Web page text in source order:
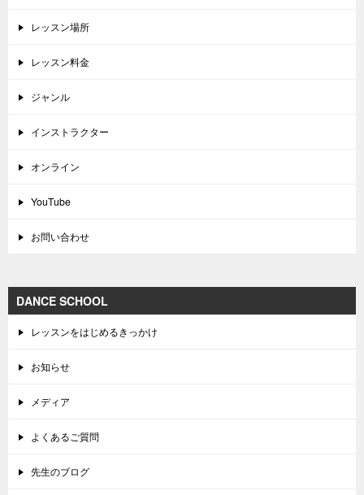
レッスン場所
レッスン料金
ジャンル
インストラクター
オンライン
YouTube
お問い合わせ
DANCE SCHOOL
レッスンをはじめるきっかけ
お知らせ
メディア
よくあるご質問
先生のブログ